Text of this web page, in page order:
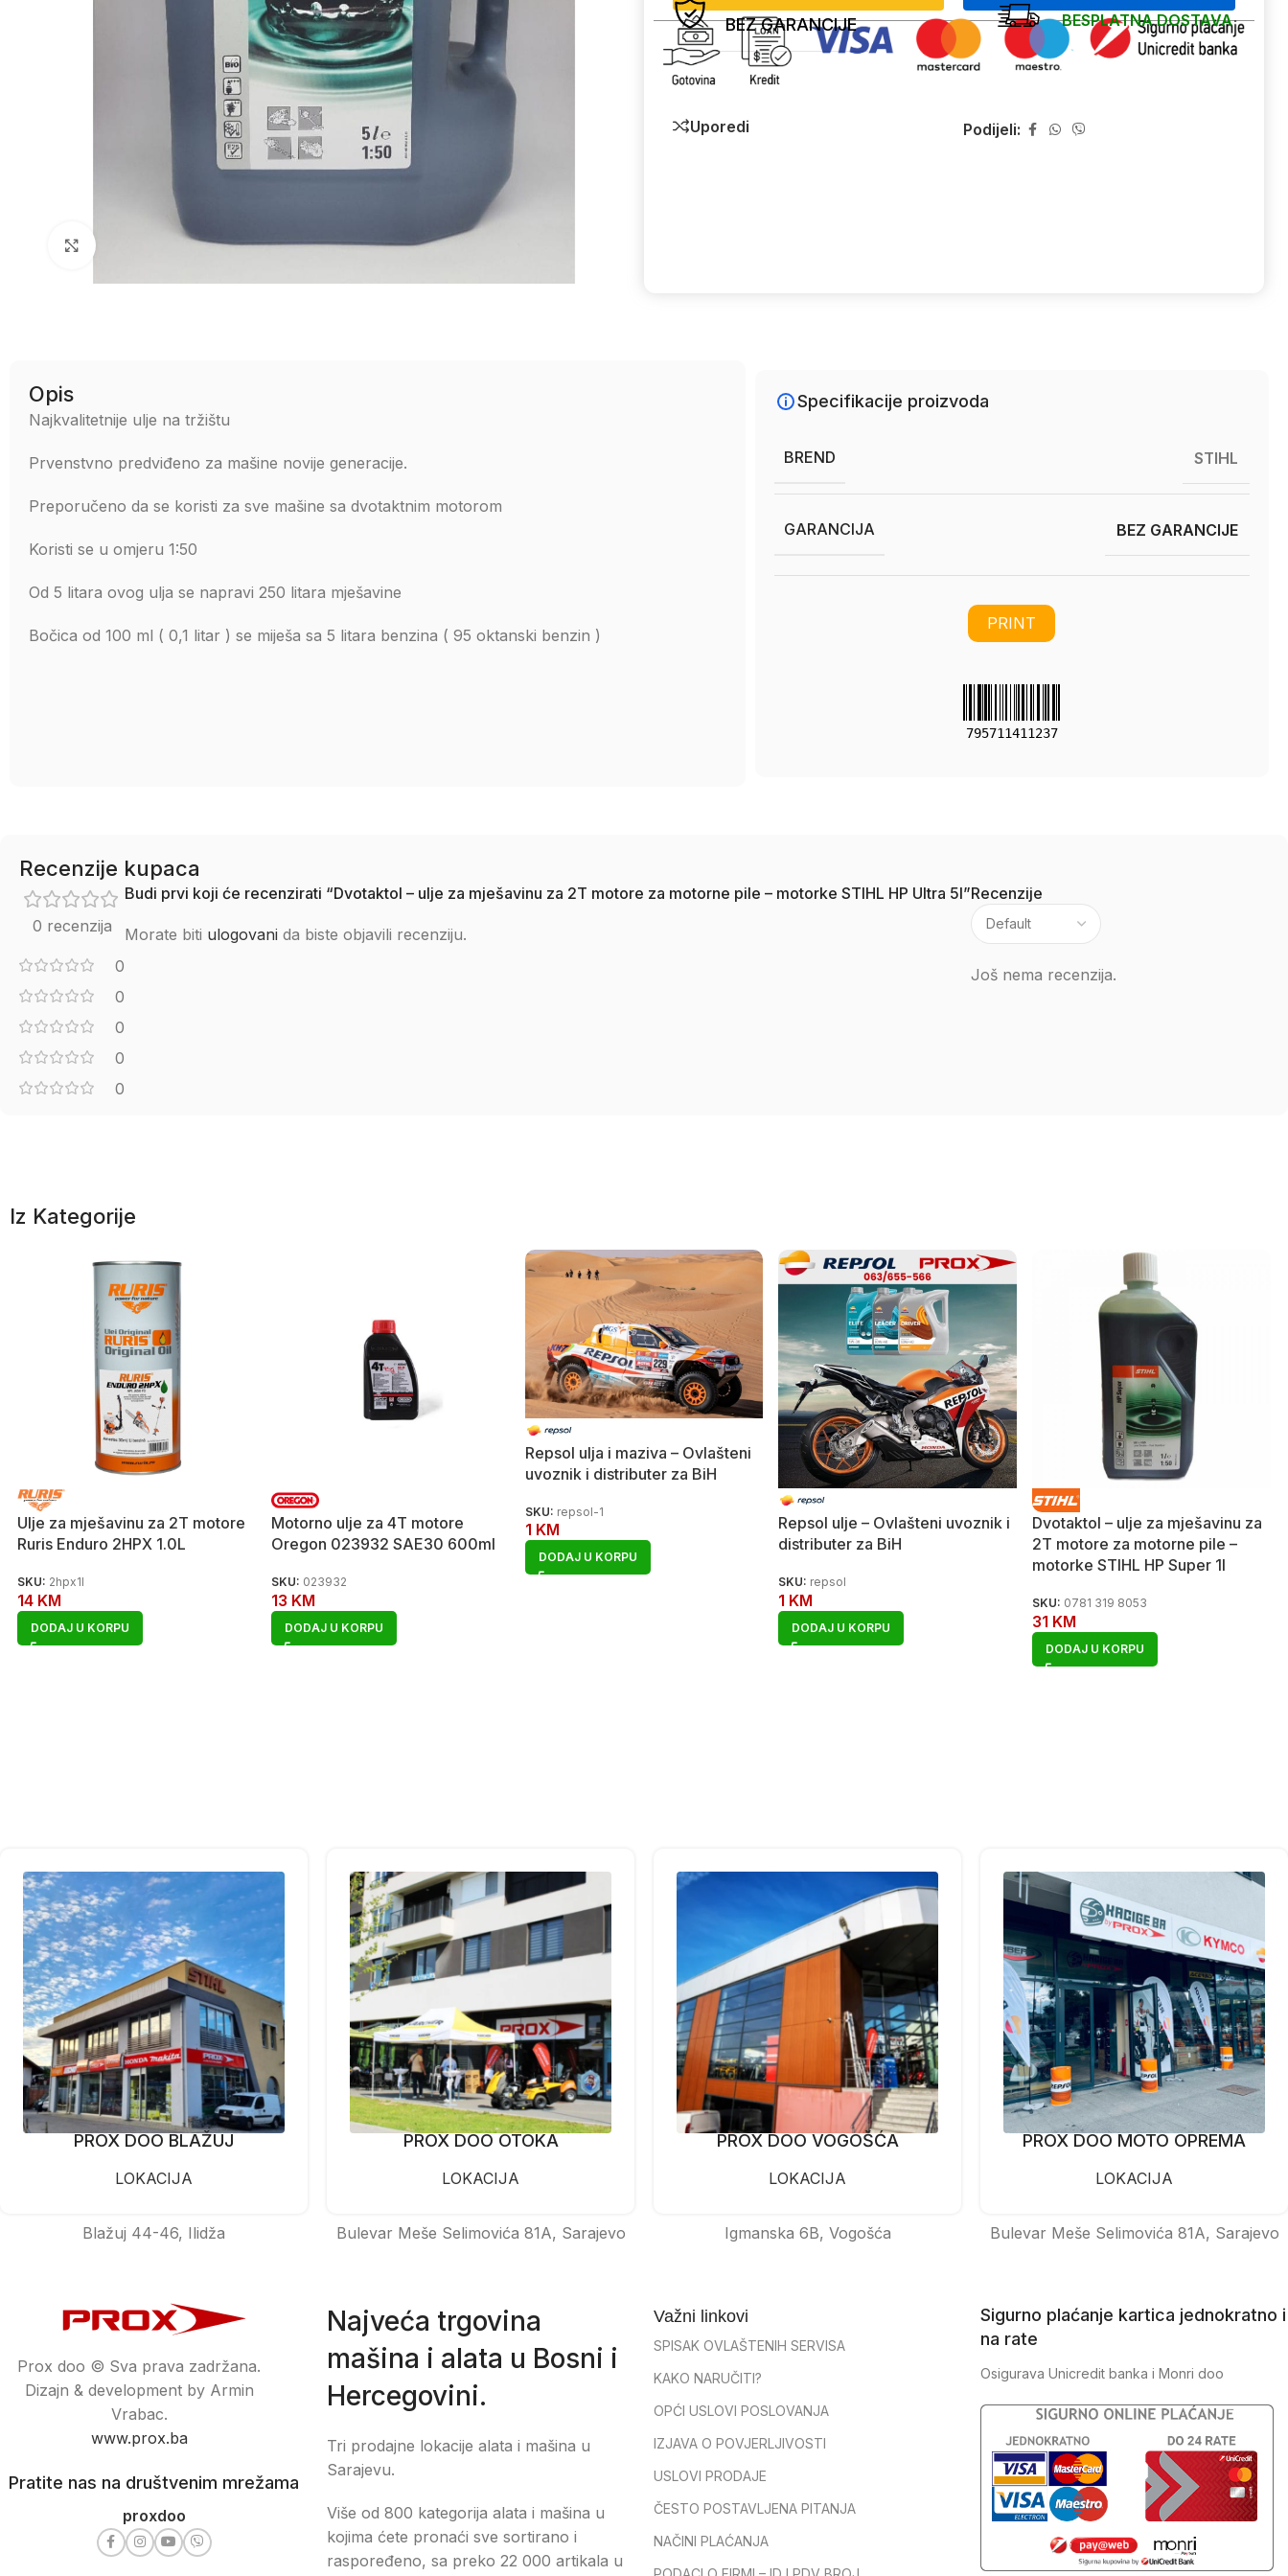
BEZ GARANCIJE BESPLATNA DOSTAVA
Uporedi Podijeli:
Opis
Najkvalitetnije ulje na tržištu
Prvenstvno predviđeno za mašine novije generacije.
Preporučeno da se koristi za sve mašine sa dvotaktnim motorom
Koristi se u omjeru 1:50
Od 5 litara ovog ulja se napravi 250 litara mješavine
Bočica od 100 ml ( 0,1 litar ) se miješa sa 5 litara benzina ( 95 oktanski benzin )
Specifikacije proizvoda
BREND STIHL
GARANCIJA BEZ GARANCIJE
PRINT
795711411237
Recenzije kupaca
0 recenzija
0
0
0
0
0
Recenzije
Još nema recenzija.
Budi prvi koji će recenzirati “Dvotaktol – ulje za mješavinu za 2T motore za motorne pile – motorke STIHL HP Ultra 5l”
Morate biti ulogovani da biste objavili recenziju.
Iz Kategorije
Ulje za mješavinu za 2T motore
Ruris Enduro 2HPX 1.0L
SKU: 2hpx1l
14 KM
DODAJ U KORPU
Motorno ulje za 4T motore
Oregon 023932 SAE30 600ml
SKU: 023932
13 KM
DODAJ U KORPU
Repsol ulja i maziva – Ovlašteni
uvoznik i distributer za BiH
SKU: repsol-1
1 KM
DODAJ U KORPU
Repsol ulje – Ovlašteni uvoznik i
distributer za BiH
SKU: repsol
1 KM
DODAJ U KORPU
Dvotaktol – ulje za mješavinu za
2T motore za motorne pile –
motorke STIHL HP Super 1l
SKU: 0781 319 8053
31 KM
DODAJ U KORPU
PROX DOO BLAŽUJ
LOKACIJA
Blažuj 44-46, Ilidža
PROX DOO OTOKA
LOKACIJA
Bulevar Meše Selimovića 81A, Sarajevo
PROX DOO VOGOŠĆA
LOKACIJA
Igmanska 6B, Vogošća
PROX DOO MOTO OPREMA
LOKACIJA
Bulevar Meše Selimovića 81A, Sarajevo
Prox doo © Sva prava zadržana.
Dizajn & development by Armin
Vrabac.
www.prox.ba
Pratite nas na društvenim mrežama
proxdoo
Najveća trgovina
mašina i alata u Bosni i
Hercegovini.
Tri prodajne lokacije alata i mašina u
Sarajevu.
Više od 800 kategorija alata i mašina u
kojima ćete pronaći sve sortirano i
raspoređeno, sa preko 22 000 artikala u
Važni linkovi
SPISAK OVLAŠTENIH SERVISA
KAKO NARUČITI?
OPĆI USLOVI POSLOVANJA
IZJAVA O POVJERLJIVOSTI
USLOVI PRODAJE
ČESTO POSTAVLJENA PITANJA
NAČINI PLAĆANJA
Sigurno plaćanje kartica jednokratno i
na rate
Osigurava Unicredit banka i Monri doo